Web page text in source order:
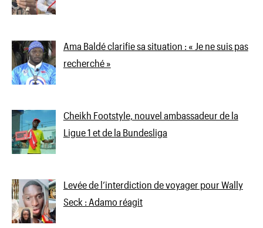
Ama Baldé clarifie sa situation : « Je ne suis pas
recherché »
Cheikh Footstyle, nouvel ambassadeur de la
Ligue 1 et de la Bundesliga
Levée de l’interdiction de voyager pour Wally
Seck : Adamo réagit